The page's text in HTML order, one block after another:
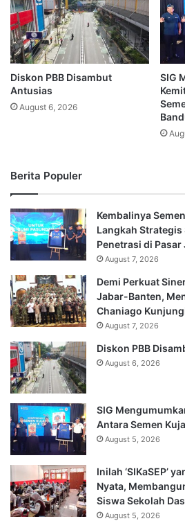
Diskon PBB Disambut
Antusias
August 6, 2026
SIG
Berita Populer
Kembalinya
Langkah
Penetrasi di Pasar
August 7, 2026
Demi Perkuat
Jabar-Banten,
Chaniago
August 7, 2026
Diskon PBB
August 6, 2026
SIG
Antara Semen
August 5, 2026
Inilah ‘SIKaSEP’
Nyata,
Siswa Sekolah
August 5, 2026